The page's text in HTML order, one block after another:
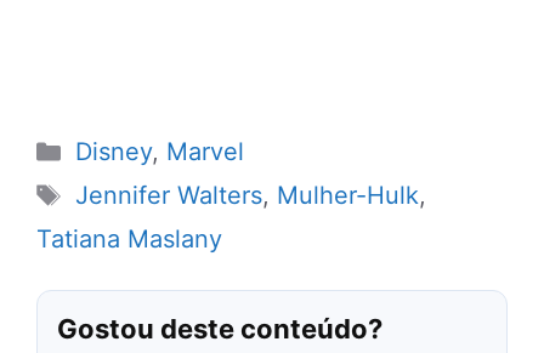
Categorias
Disney, Marvel
Tags
Jennifer Walters, Mulher-Hulk,
Tatiana Maslany
Gostou deste conteúdo?